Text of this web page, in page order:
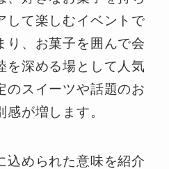
して楽しむイベントで
り、お菓子を囲んで会
を深める場として人気
のスイーツや話題のお
が増します。
込められた意味を紹介